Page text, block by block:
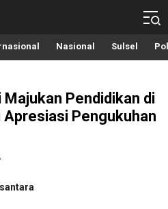
Ini, Jalurinfo.com
Nasional Sulsel
Pendidikan di
Apresiasi Pengukuhan